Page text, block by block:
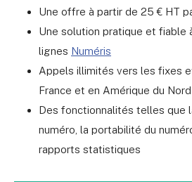
Une offre à partir de 25 € HT
Une solution pratique et fiable
lignes Numéris
Appels illimités vers les fixes
France et en Amérique du Nord
Des fonctionnalités telles que
numéro, la portabilité du
rapports statistiques